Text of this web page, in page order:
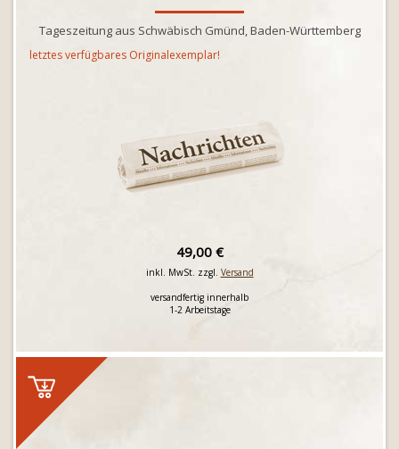
Tageszeitung aus Schwäbisch Gmünd, Baden-Württemberg
letztes verfügbares Originalexemplar!
49,00 €
inkl. MwSt. zzgl. Versand
versandfertig innerhalb
1-2 Arbeitstage